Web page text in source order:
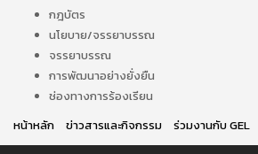
กฎบัตร
นโยบาย/จรรยาบรรณ
จรรยาบรรณ
การพัฒนาอย่างยั่งยืน
ช่องทางการร้องเรียน
หน้าหลัก
ข่าวสารและกิจกรรม ร่วมงานกับ GEL